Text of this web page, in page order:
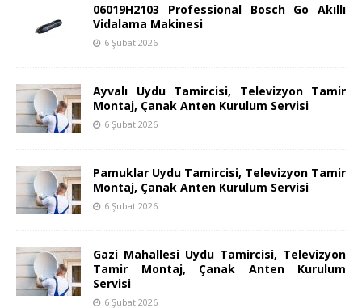
06019H2103 Professional Bosch Go Akıllı
Vidalama Makinesi
6 Şubat 2026
Ayvalı Uydu Tamircisi, Televizyon Tamir
Montaj, Çanak Anten Kurulum Servisi
6 Şubat 2026
Pamuklar Uydu Tamircisi, Televizyon Tamir
Montaj, Çanak Anten Kurulum Servisi
6 Şubat 2026
Gazi Mahallesi Uydu Tamircisi, Televizyon
Tamir Montaj, Çanak Anten Kurulum
Servisi
6 Şubat 2026